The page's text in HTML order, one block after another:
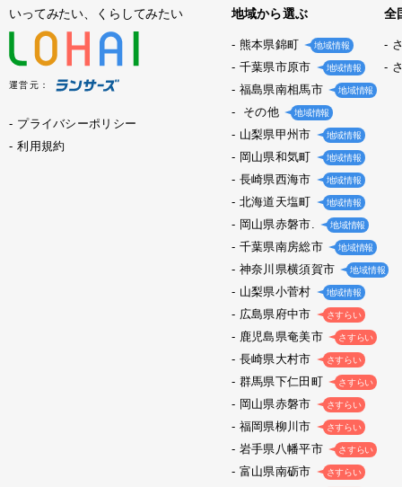
いってみたい、くらしてみたい
運営元：
プライバシーポリシー
利用規約
地域から選ぶ
熊本県錦町 地域情報
千葉県市原市 地域情報
福島県南相馬市 地域情報
その他 地域情報
山梨県甲州市 地域情報
岡山県和気町 地域情報
長崎県西海市 地域情報
北海道天塩町 地域情報
岡山県赤磐市. 地域情報
千葉県南房総市 地域情報
神奈川県横須賀市 地域情報
山梨県小菅村 地域情報
広島県府中市 さすらい
鹿児島県奄美市 さすらい
長崎県大村市 さすらい
群馬県下仁田町 さすらい
岡山県赤磐市 さすらい
福岡県柳川市 さすらい
岩手県八幡平市 さすらい
富山県南砺市 さすらい
全